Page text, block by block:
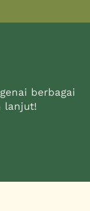
berbagai
lanjut!